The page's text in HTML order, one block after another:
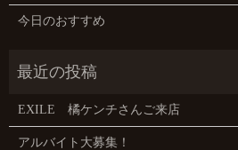
今日のおすすめ
EXILE 橘ケンチさんご来店
アルバイト大募集！